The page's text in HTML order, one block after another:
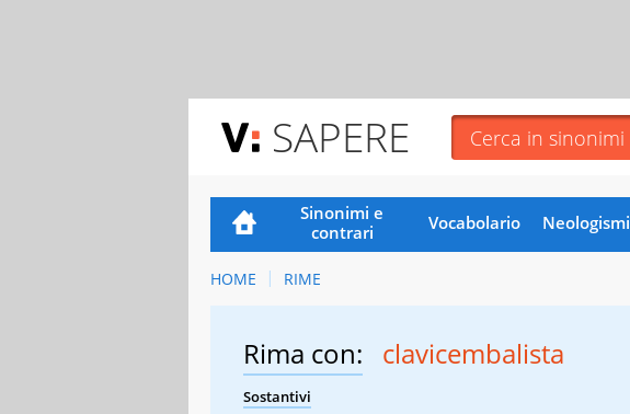
SAPERE
Sinonimi e
contrari
Vocabolario Neologismi
HOME RIME
Rima con: clavicembalista
Sostantivi